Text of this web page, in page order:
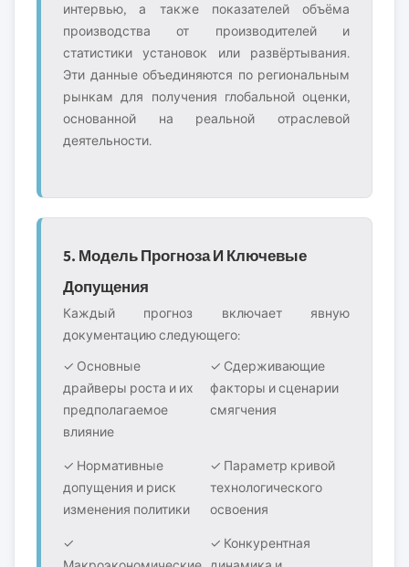
интервью, а также показателей объёма
производства от производителей и
статистики установок или развёртывания.
Эти данные объединяются по региональным
рынкам для получения глобальной оценки,
основанной на реальной отраслевой
деятельности.
5. Модель Прогноза И Ключевые
Допущения
Каждый прогноз включает явную
документацию следующего:
✓ Основные
драйверы роста и их
предполагаемое
влияние
✓ Сдерживающие
факторы и сценарии
смягчения
✓ Нормативные
допущения и риск
изменения политики
✓ Параметр кривой
технологического
освоения
✓
✓ Конкурентная